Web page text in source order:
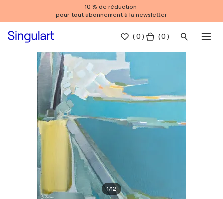
10 % de réduction
pour tout abonnement à la newsletter
(0 ) ( 0 )
1/12